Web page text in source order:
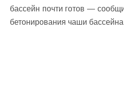
бассейн почти готов —
бетонирования чаши